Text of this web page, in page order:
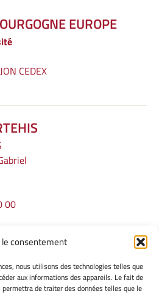
le consentement
nous utilisons des technologies telles que
aux informations des appareils. Le fait de
de traiter des données telles que le
EUROPE
CEDEX
00
LÉGALES